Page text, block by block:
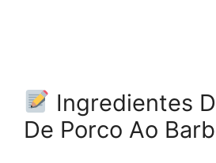
Ingredientes
De Porco Ao